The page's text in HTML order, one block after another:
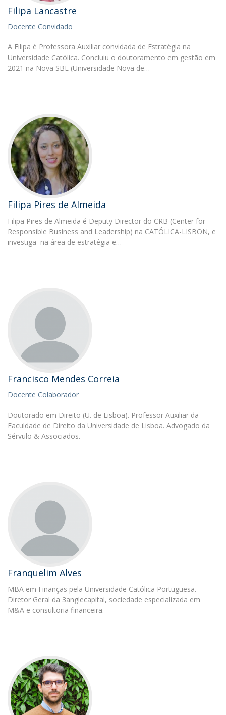
Filipa Lancastre
Docente Convidado
A Filipa é Professora Auxiliar convidada de Estratégia na
Universidade Católica. Concluiu o doutoramento em gestão em
2021 na Nova SBE (Universidade Nova de…
Filipa Pires de Almeida
Filipa Pires de Almeida é Deputy Director do CRB (Center for
Responsible Business and Leadership) na CATÓLICA-LISBON, e
investiga na área de estratégia e…
Francisco Mendes Correia
Docente Colaborador
Doutorado em Direito (U. de Lisboa). Professor Auxiliar da
Faculdade de Direito da Universidade de Lisboa. Advogado da
Sérvulo & Associados.
Franquelim Alves
MBA em Finanças pela Universidade Católica Portuguesa.
Diretor Geral da 3anglecapital, sociedade especializada em
M&A e consultoria financeira.